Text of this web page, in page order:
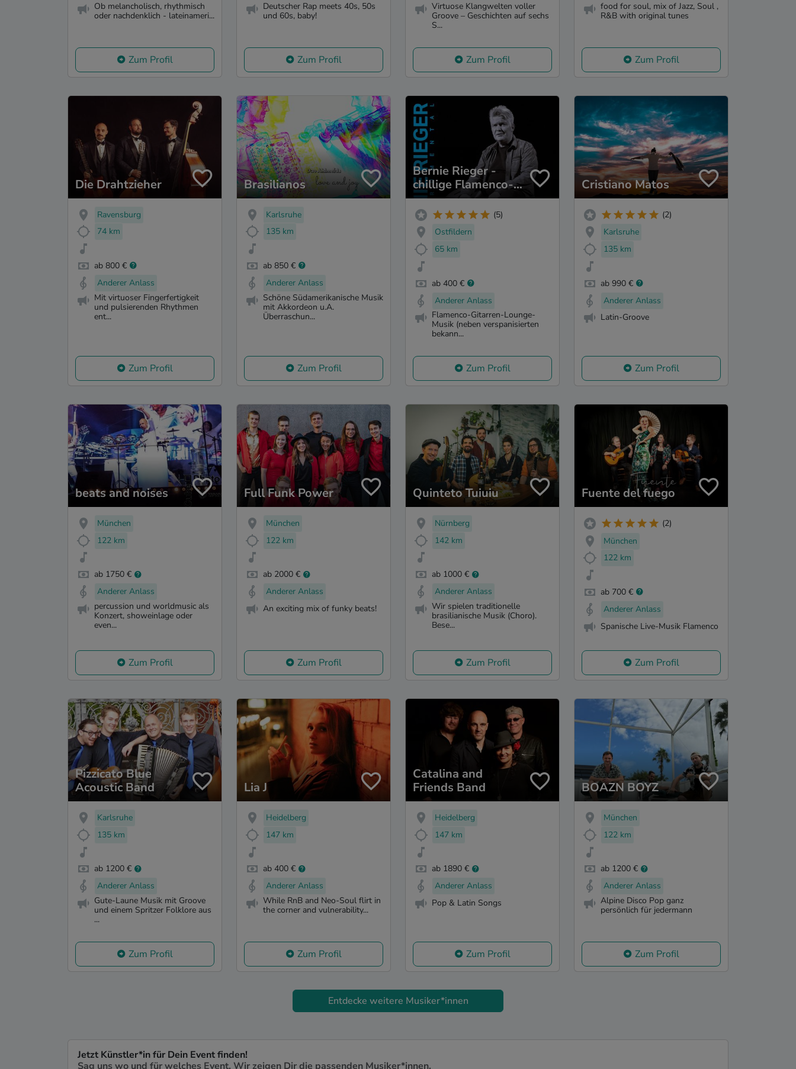
Ob melancholisch, rhythmisch
oder nachdenklich - lateinameri...
Zum Profil
Deutscher Rap meets 40s, 50s
und 60s, baby!
Zum Profil
Virtuose Klangwelten voller
Groove – Geschichten auf sechs
S...
Zum Profil
food for soul, mix of Jazz, Soul ,
R&B with original tunes
Zum Profil
Die Drahtzieher
Ravensburg
74 km
ab 800 €
Anderer Anlass
Mit virtuoser Fingerfertigkeit
und pulsierenden Rhythmen
ent...
Zum Profil
Brasilianos
Karlsruhe
135 km
ab 850 €
Anderer Anlass
Schöne Südamerikanische Musik
mit Akkordeon u.A.
Überraschun...
Zum Profil
Bernie Rieger -
chillige Flamenco-
Gitarren-Lounge-
Musik
(5)
Ostfildern
65 km
ab 400 €
Anderer Anlass
Flamenco-Gitarren-Lounge-
Musik (neben verspanisierten
bekann...
Zum Profil
Cristiano Matos
(2)
Karlsruhe
135 km
ab 990 €
Anderer Anlass
Latin-Groove
Zum Profil
beats and noises
München
122 km
ab 1750 €
Anderer Anlass
percussion und worldmusic als
Konzert, showeinlage oder
even...
Zum Profil
Full Funk Power
München
122 km
ab 2000 €
Anderer Anlass
An exciting mix of funky beats!
Zum Profil
Quinteto Tuiuiu
Nürnberg
142 km
ab 1000 €
Anderer Anlass
Wir spielen traditionelle
brasilianische Musik (Choro).
Bese...
Zum Profil
Fuente del fuego
(2)
München
122 km
ab 700 €
Anderer Anlass
Spanische Live-Musik Flamenco
Zum Profil
Pizzicato Blue
Acoustic Band
Karlsruhe
135 km
ab 1200 €
Anderer Anlass
Gute-Laune Musik mit Groove
und einem Spritzer Folklore aus
...
Zum Profil
Lia J
Heidelberg
147 km
ab 400 €
Anderer Anlass
While RnB and Neo-Soul flirt in
the corner and vulnerability...
Zum Profil
Catalina and
Friends Band
Heidelberg
147 km
ab 1890 €
Anderer Anlass
Pop & Latin Songs
Zum Profil
BOAZN BOYZ
München
122 km
ab 1200 €
Anderer Anlass
Alpine Disco Pop ganz
persönlich für jedermann
Zum Profil
Entdecke weitere Musiker*innen
Jetzt Künstler*in für Dein Event finden!
Sag uns wo und für welches Event. Wir zeigen Dir die passenden Musiker*innen.